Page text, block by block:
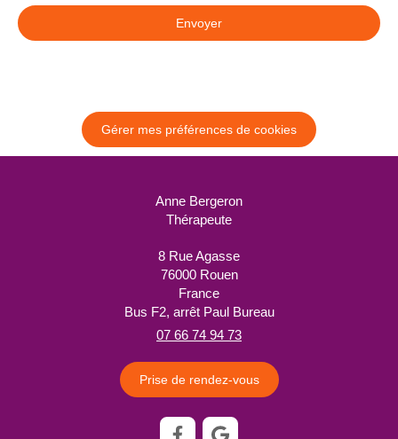
Envoyer
Gérer mes préférences de cookies
Anne Bergeron
Thérapeute
8 Rue Agasse
76000 Rouen
France
Bus F2, arrêt Paul Bureau
07 66 74 94 73
Prise de rendez-vous